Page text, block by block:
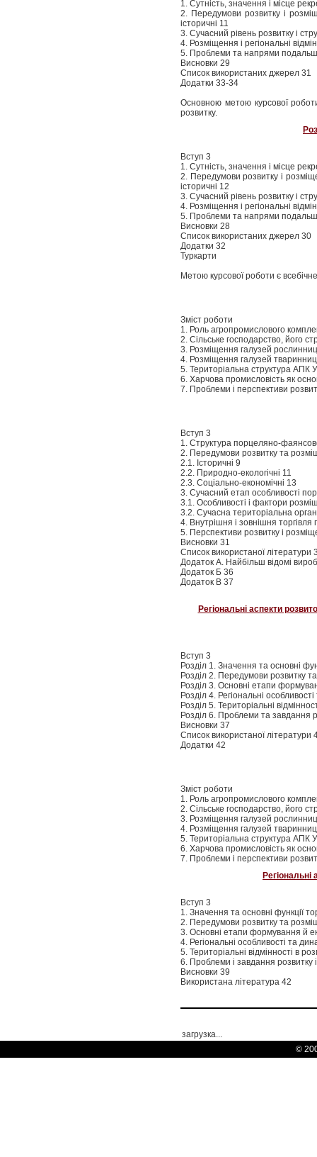
1. Сутність, значення і місце
2. Передумови розвитку і
історичні 11
3. Сучасний рівень розвитку і
4. Розміщення і регіональні
5. Проблеми та напрями
Висновки 29
Список використаних джерел 31
Додатки 33-34
Основною метою курсової
розвитку.
Вступ 3
1. Сутність, значення і місце
2. Передумови розвитку і
історичні 12
3. Сучасний рівень розвитку і
4. Розміщення і регіональні
5. Проблеми та напрями
Висновки 28
Список використаних джерел 30
Додатки 32
Туркарти
Метою курсової роботи є
Зміст роботи
1. Роль агропромислового
2. Сільське господарство, його
3. Розміщення галузей
4. Розміщення галузей
5. Територіальна структура АПК
6. Харчова промисловість як
7. Проблеми і перспективи
Вступ 3
1. Структура порцеляно-
2. Передумови розвитку та
2.1. Історичні 9
2.2. Природно-екологічні 11
2.3. Соціально-економічні 13
3. Сучасний етап особливості
3.1. Особливості і фактори
3.2. Сучасна територіальна
4. Внутрішня і зовнішня
5. Перспективи розвитку і
Висновки 31
Список використаної літератури
Додаток А. Найбільш відомі
Додаток Б 36
Додаток В 37
Регіональні аспекти
Вступ 3
Розділ 1. Значення та основні
Розділ 2. Передумови розвитку
Розділ 3. Основні етапи
Розділ 4. Регіональні
Розділ 5. Територіальні
Розділ 6. Проблеми та завдання
Висновки 37
Список використаної літератури
Додатки 42
Зміст роботи
1. Роль агропромислового
2. Сільське господарство, його
3. Розміщення галузей
4. Розміщення галузей
5. Територіальна структура АПК
6. Харчова промисловість як
7. Проблеми і перспективи
Регіональні
Вступ 3
1. Значення та основні функції
2. Передумови розвитку та
3. Основні етапи формування й
4. Регіональні особливості та
5. Територіальні відмінності в
6. Проблеми і завдання розвитку
Висновки 39
Використана література 42
загрузка...
©